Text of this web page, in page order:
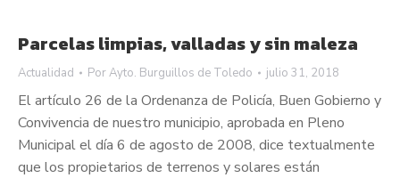
Parcelas limpias, valladas y sin maleza
Actualidad PorAyto. Burguillos de Toledo julio 31, 2018
El artículo 26 de la Ordenanza de Policía, Buen Gobierno y
Convivencia de nuestro municipio, aprobada en Pleno
Municipal el día 6 de agosto de 2008, dice textualmente
que los propietarios de terrenos y solares están